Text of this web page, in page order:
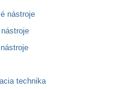
nástroje
technika